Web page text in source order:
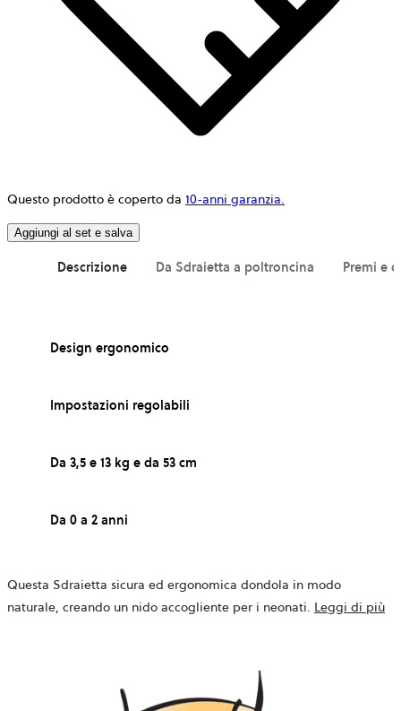
Questo prodotto è coperto da 10-anni garanzia.
Aggiungi al set e salva
Descrizione Da Sdraietta a poltroncina Premi e
Design ergonomico
Impostazioni regolabili
Da 3,5 e 13 kg e da 53 cm
Da 0 a 2 anni
Questa Sdraietta sicura ed ergonomica dondola in modo
naturale, creando un nido accogliente per i neonati. Leggi di più